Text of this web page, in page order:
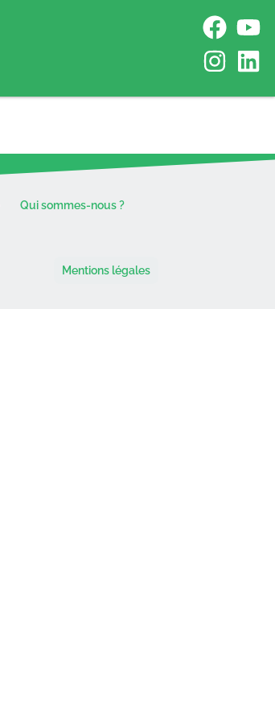
Qui sommes-nous ?
Mentions légales